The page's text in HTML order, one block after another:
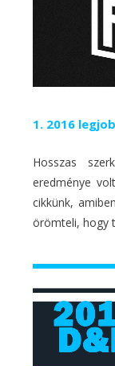
1. 2016
Hosszas
eredménye
cikkünk,
örömteli, hogy